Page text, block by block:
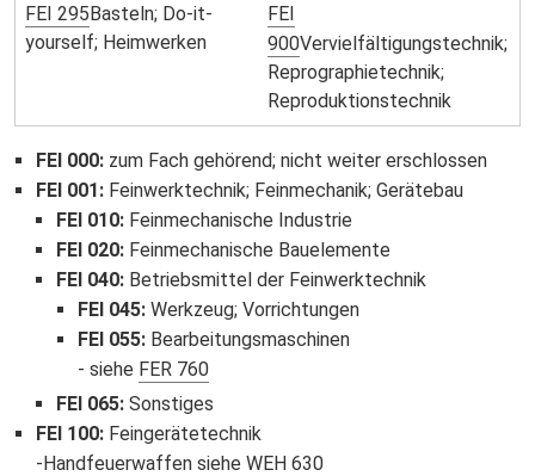
FEI 295Basteln; Do-it-
yourself; Heimwerken
FEI
900Vervielfältigungstechnik;
Reprographietechnik;
Reproduktionstechnik
FEI 000:zum Fach gehörend; nicht weiter erschlossen
FEI 001:Feinwerktechnik; Feinmechanik; Gerätebau
FEI 010: Feinmechanische Industrie
FEI 020: Feinmechanische Bauelemente
FEI 040: Betriebsmittel der Feinwerktechnik
FEI 045:Werkzeug; Vorrichtungen
FEI 055:Bearbeitungsmaschinen
siehe FER 760
FEI 065: Sonstiges
FEI 100:Feingerätetechnik
Handfeuerwaffen siehe WEH 630